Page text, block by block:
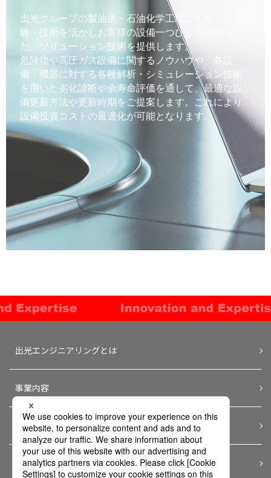
出光グループの製油所・石油化学工場にて培った経
験・技術を活かしお客様の設備一つひとつに合っ
た、ソリューション技術を提供します。
危険物や高圧ガス設備に関するノウハウや、各設
備・機器に対する各種解析・シミュレーション技術
を用いた劣化診断や余寿命評価を通して、最適な設
備更新方法や更新時期をご提案します。これにより
設備投資コストの最適化が可能となります。
出光エンジニアリングとは
事業内容
会社情報
採用情報